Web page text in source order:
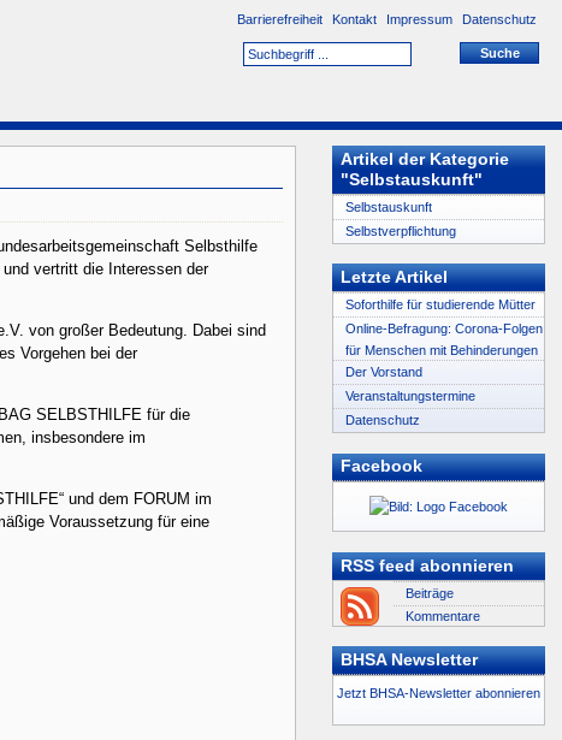
Barrierefreiheit Kontakt Impressum Datenschutz
Selbsthilfe
vertritt die Interessen der
von großer Bedeutung. Dabei sind
Vorgehen bei der
SELBSTHILFE für die
insbesondere im
und dem FORUM im
Voraussetzung für eine
Artikel der Kategorie
"Selbstauskunft"
Selbstauskunft
Selbstverpflichtung
Letzte Artikel
Soforthilfe für studierende Mütter
Online-Befragung: Corona-Folgen
für Menschen mit Behinderungen
Der Vorstand
Veranstaltungstermine
Datenschutz
Facebook
RSS feed abonnieren
Beiträge
Kommentare
BHSA Newsletter
Jetzt BHSA-Newsletter abonnieren